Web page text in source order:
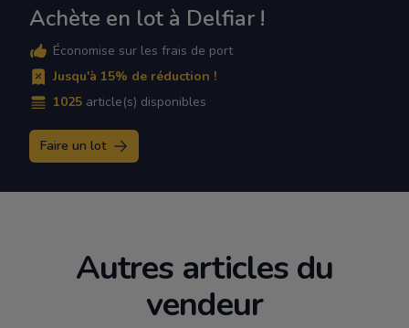
Achète en lot à Delfiar !
Économise sur les frais de port
Jusqu'à 15% de réduction !
1025 article(s) disponibles
Faire un lot
Autres articles du
vendeur